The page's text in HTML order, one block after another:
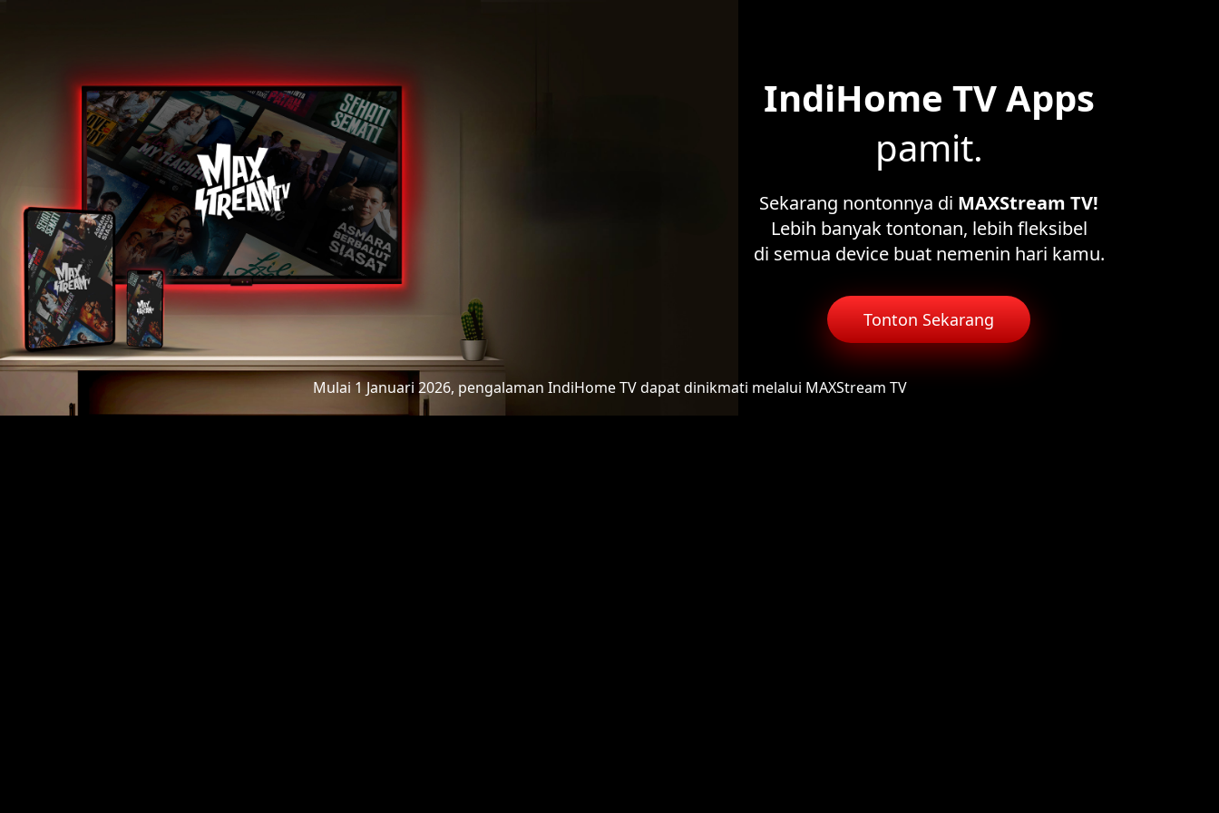
IndiHome TV Apps
pamit.
Sekarang nontonnya di MAXStream TV!
Lebih banyak tontonan, lebih fleksibel
di semua device buat nemenin hari kamu.
Tonton Sekarang
Mulai 1 Januari 2026, pengalaman IndiHome TVdapat dinikmati melalui MAXStream TV